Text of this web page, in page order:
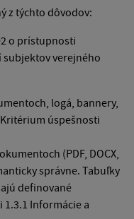
z týchto dôvodov:
o prístupnosti
verejného
logá, bannery,
úspešnosti
(PDF, DOCX,
správne. Tabuľky
definované
Informácie a